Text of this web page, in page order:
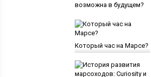
возможна в будущем?
Который час на Марсе?